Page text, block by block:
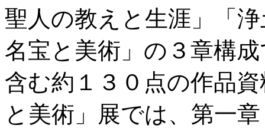
聖人の教えと生涯」「
名宝と美術」の３章構
含む約１３０点の作品
と美術」展では、第一